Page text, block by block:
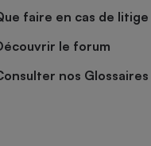
faire en cas de litige
le forum
nos Glossaires